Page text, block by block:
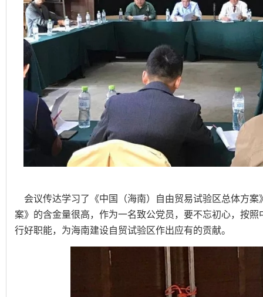
会议传达学习了《中国（海南）自由贸易试验区总体方案
案》的含金量很高，作为一名致公党员，要不忘初心，按
行好职能，为海南建设自贸试验区作出应有的贡献。